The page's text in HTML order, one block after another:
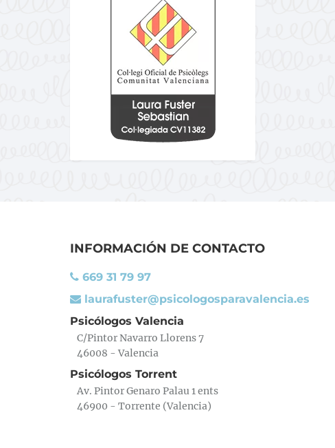
INFORMACIÓN DE CONTACTO
669 31 79 97
laurafuster@psicologosparavalencia.es
Psicólogos Valencia
C/Pintor Navarro Llorens 7
46008 - Valencia
Psicólogos Torrent
Av. Pintor Genaro Palau 1 ents
46900 - Torrente (Valencia)